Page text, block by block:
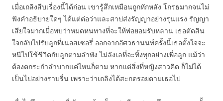
เมื่อเถลิงสืบเรื่องนี้ได้ก่อน เขารู้สึกเหมือนถูกหักหลัง โกรธมากจนไม่
ฟังคำอธิบายใดๆ ได้แต่ต่อว่าและสาปส่งรัญญาอย่างรุนแรง รัญญา
เสียใจมากเมื่อพบว่าหมดหนทางที่จะให้พ่อยอมรับหลาน เธอตัดสิน
ใจกลับไปรับลูกที่เนอสเซอรี่ ออกจากอัศวธานนท์ครั้งนี้เธอตั้งใจจะ
หนีไปใช้ชีวิตกับลูกตามลำพัง ไม่ลังเลที่จะทิ้งทุกอย่างเพื่อลูก แม้ว่า
ต้องตกระกำลำบากแค่ไหนก็ตาม หากแต่สิ่งที่หญิงสาวคิด ก็ไม่ได้
เป็นไปอย่างราบรื่น เพราะว่าเถลิงได้สะกดรอยตามเธอไป